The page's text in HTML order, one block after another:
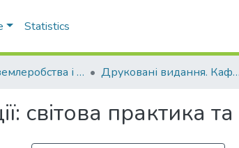
Statistics
Кафедра землеробства і агрохімії ім. В.І.Сазанова Друковані видання. Кафедра землеробства і агрохімії ім. В.І.Сазанова
світова практика та